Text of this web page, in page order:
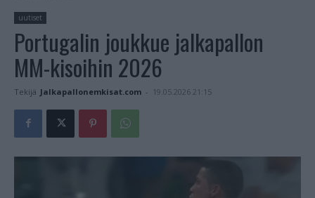
uutiset
Portugalin joukkue jalkapallon
MM-kisoihin 2026
Tekijä Jalkapallonemkisat.com - 19.05.2026 21:15